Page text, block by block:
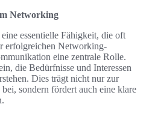
Networking
essentielle Fähigkeit, die oft
erfolgreichen Networking-
eine zentrale Rolle.
die Bedürfnisse und Interessen
Dies trägt nicht nur zur
sondern fördert auch eine klare